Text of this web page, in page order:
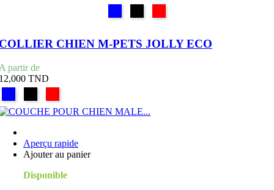
CHIEN M-PETS JOLLY ECO
partir de
TND
Aperçu rapide
Ajouter au panier
Disponible